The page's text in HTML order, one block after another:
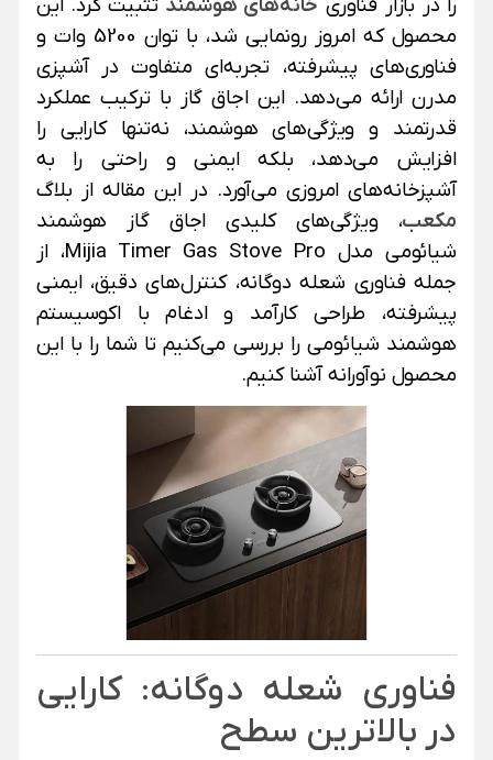
را در بازار فناوری خانه‌های هوشمند تثبیت کرد. این
محصول که امروز رونمایی شد، با توان 5200 وات و
فناوری‌های پیشرفته، تجربه‌ای متفاوت در آشپزی
مدرن ارائه می‌دهد. این اجاق گاز با ترکیب عملکرد
قدرتمند و ویژگی‌های هوشمند، نه‌تنها کارایی را
افزایش می‌دهد، بلکه ایمنی و راحتی را به
آشپزخانه‌های امروزی می‌آورد.در این مقاله از بلاگ
مکعب، ویژگی‌های کلیدی اجاق گاز هوشمند
شیائومی مدل Mijia Timer Gas Stove Pro، از
جمله فناوری شعله دوگانه، کنترل‌های دقیق، ایمنی
پیشرفته، طراحی کارآمد و ادغام با اکوسیستم
هوشمند شیائومی را بررسی می‌کنیم تا شما را با این
محصول نوآورانه آشنا کنیم.
فناوری شعله دوگانه: کارایی
در بالاترین سطح